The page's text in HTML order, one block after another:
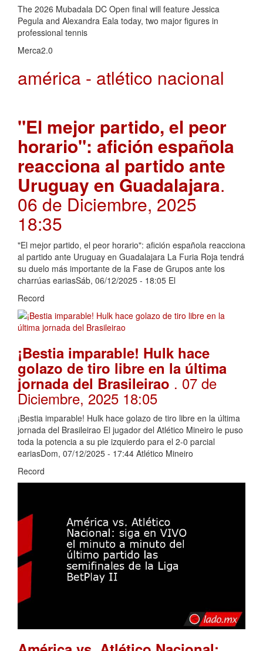
The 2026 Mubadala DC Open final will feature Jessica
Pegula and Alexandra Eala today, two major figures in
professional tennis
Merca2.0
américa - atlético nacional
"El mejor partido, el peor
horario": afición española
reacciona al partido ante
Uruguay en Guadalajara.
06 de Diciembre, 2025
18:35
"El mejor partido, el peor horario": afición española reacciona
al partido ante Uruguay en Guadalajara La Furia Roja tendrá
su duelo más importante de la Fase de Grupos ante los
charrúas eariasSáb, 06/12/2025 - 18:05 El
Record
¡Bestia imparable! Hulk hace
golazo de tiro libre en la última
jornada del Brasileirao . 07 de
Diciembre, 2025 18:05
¡Bestia imparable! Hulk hace golazo de tiro libre en la última
jornada del Brasileirao El jugador del Atlético Mineiro le puso
toda la potencia a su pie izquierdo para el 2-0 parcial
eariasDom, 07/12/2025 - 17:44 Atlético Mineiro
Record